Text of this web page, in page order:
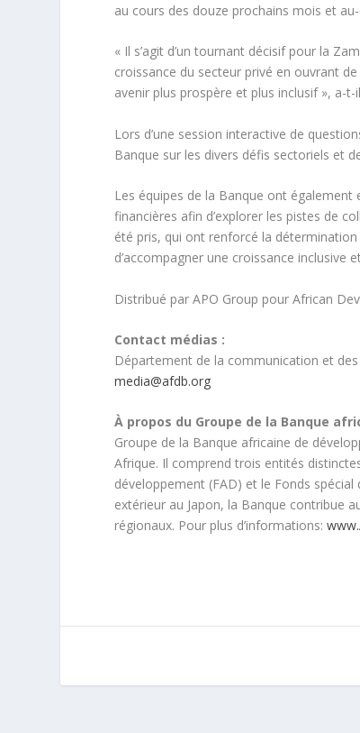
au cours des douze prochains mois et
« Il s’agit d’un tournant décisif pour la
croissance du secteur privé en ouvrant
avenir plus prospère et plus inclusif », a-t-
Lors d’une session interactive de
Banque sur les divers défis sectoriels et
Les équipes de la Banque ont
financières afin d’explorer les pistes de
été pris, qui ont renforcé la
d’accompagner une croissance inclusive
Distribué par APO Group pour African
Contact médias :
Département de la communication et
media@afdb.org
À propos du Groupe de la Banque
Groupe de la Banque africaine de
Afrique. Il comprend trois entités
développement (FAD) et le Fonds
extérieur au Japon, la Banque contribue
régionaux. Pour plus d’informations: